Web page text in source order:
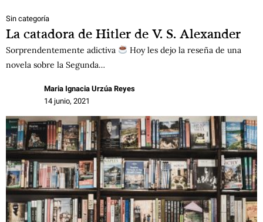
Sin categoría
La catadora de Hitler de V. S. Alexander
Sorprendentemente adictiva
Hoy les dejo la reseña de una
novela sobre la Segunda…
Maria Ignacia Urzúa Reyes
14 junio, 2021